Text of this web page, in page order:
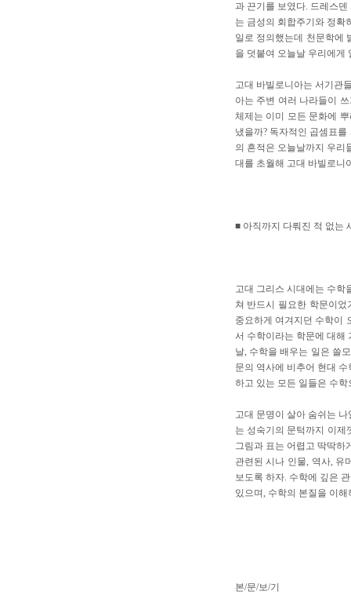
과 끈기를 보였다. 드레스
는 금성의 회합주기와 정확
일로 정의했는데 천문학에
을 덧붙여 오늘날 우리에게
고대 바빌로니아는 서기관
아는 주변 여러 나라들이
체제는 이미 모든 문화에
냈을까? 독자적인 곱셈표
의 흔적은 오늘날까지 우리
대를 초월해 고대 바빌로니
■ 아직까지 다뤄진 적 없는
고대 그리스 시대에는 수학
쳐 반드시 필요한 학문이
중요하게 여겨지던 수학이
서 수학이라는 학문에 대해
날, 수학을 배우는 일은 쓸
문의 역사에 비추어 현대
하고 있는 모든 일들은 수
고대 문명이 살아 숨쉬는
는 성숙기의 문턱까지 이
그림과 표는 어렵고 딱딱하
관련된 시나 인물, 역사, 유
보도록 하자. 수학에 깊은
있으며, 수학의 본질을 이
본/문/보/기